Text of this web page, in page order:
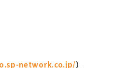
network.co.jp/）